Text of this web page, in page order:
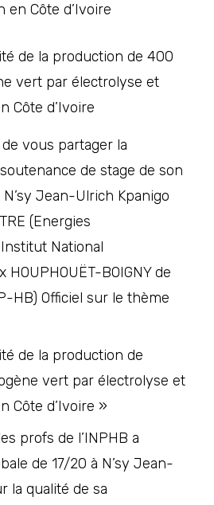
en Côte d’Ivoire
vous partager la
de stage de son
N’sy Jean-Ulrich Kpanigo
(Energies
Institut National
BOIGNY de
HB) Officiel sur le thème
de la production de
vert par électrolyse et
Côte d’Ivoire »
profs de l’INPHB a
de 17/20 à N’sy Jean-
la qualité de sa